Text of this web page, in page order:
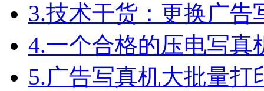
3.技术干货：更换广告
4.一个合格的压电写真
5.广告写真机大批量打